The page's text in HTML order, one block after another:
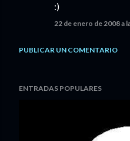
:)
22 de enero de 2008 a
PUBLICAR UN COMENTARIO
ENTRADAS POPULARES